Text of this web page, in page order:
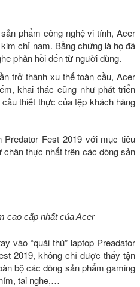
phẩm công nghệ vi tính, Acer
chỉ nam. Bằng chứng là họ đã
phản hồi đến từ người dùng.
trở thành xu thế toàn cầu, Acer
khai thác cũng như phát triển
thiết thực của tệp khách hàng
Fest 2019 với mục tiêu
thực nhất trên các dòng sản
cao cấp nhất của Acer
vào “quái thú” laptop Preadator
2019, không chỉ được thấy tận
bộ các dòng sản phẩm gaming
tai nghe,…